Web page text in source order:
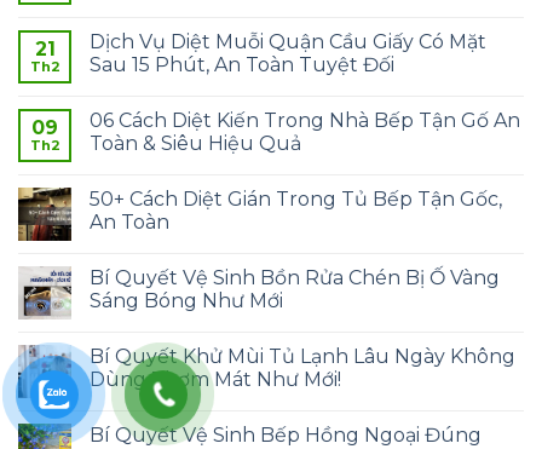
21
Th2
Dịch Vụ Diệt Muỗi Quận Cầu Giấy Có Mặt
Sau 15 Phút, An Toàn Tuyệt Đối
09
Th2
06 Cách Diệt Kiến Trong Nhà Bếp Tận Gố An
Toàn & Siêu Hiệu Quả
50+ Cách Diệt Gián Trong Tủ Bếp Tận Gốc,
An Toàn
Bí Quyết Vệ Sinh Bồn Rửa Chén Bị Ố Vàng
Sáng Bóng Như Mới
Bí Quyết Khử Mùi Tủ Lạnh Lâu Ngày Không
Dùng Thơm Mát Như Mới!
Bí Quyết Vệ Sinh Bếp Hồng Ngoại Đúng